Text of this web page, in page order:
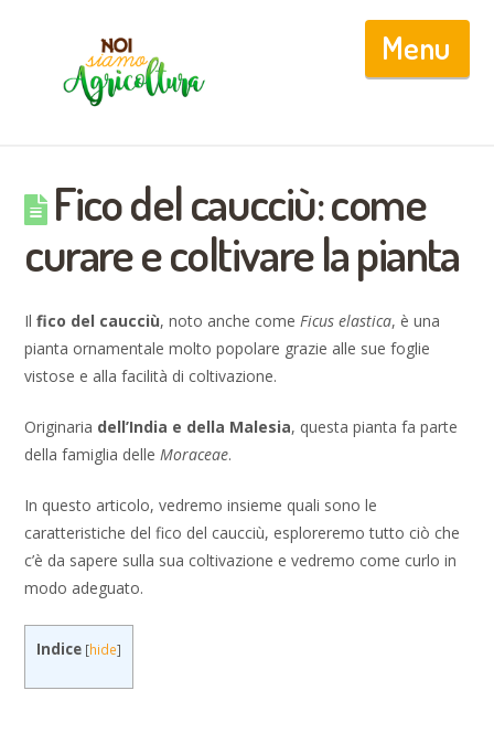
Fico del caucciù: come
curare e coltivare la pianta
Ilfico del caucciù, noto anche comeFicus elastica, è una
pianta ornamentale molto popolare grazie alle sue foglie
vistose e alla facilità di coltivazione.
Originaria dell’India e della Malesia, questa pianta fa parte
della famiglia delleMoraceae.
In questo articolo, vedremo insieme quali sono le
caratteristiche del fico del caucciù, esploreremo tutto ciò che
c’è da sapere sulla sua coltivazione e vedremo come curlo in
modo adeguato.
Indice [hide]